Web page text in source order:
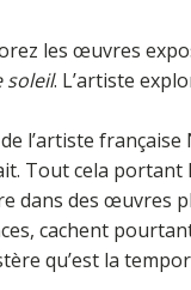
les œuvres
soleil. L’artiste
l’artiste
Tout cela portant
dans des œuvres
cachent
qu’est la